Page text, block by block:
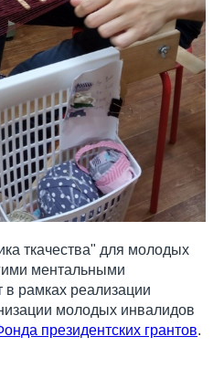
ткачества" для молодых
ментальными
в рамках реализации
молодых инвалидов
президентских грантов.